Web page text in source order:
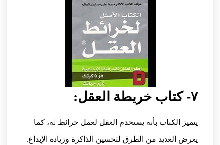
٧- كتاب خريطة العقل:
يتميز الكتاب بأنه يستخدم العقل لعمل خرائط له، كما
يعرض العديد من الطرق لتحسين الذاكرة وزيادة الإبداع.